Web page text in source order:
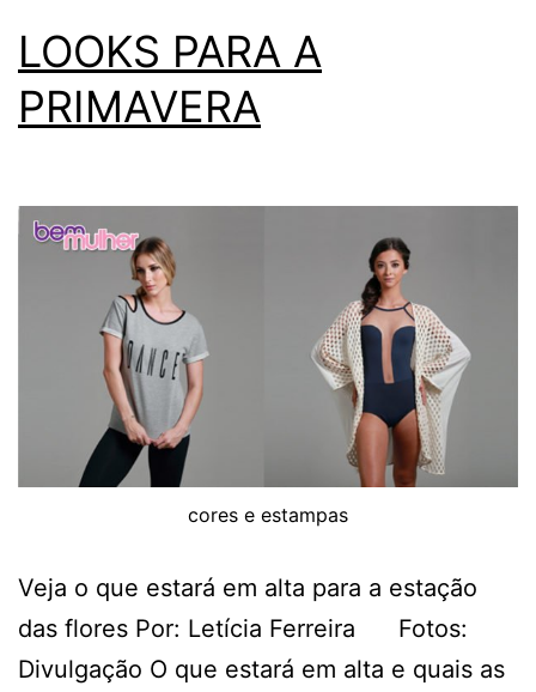
LOOKS PARA A
PRIMAVERA
cores e estampas
Veja o que estará em alta para a estação
das flores Por: Letícia Ferreira Fotos:
Divulgação O que estará em alta e quais as